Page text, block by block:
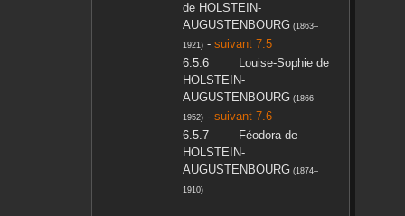
de HOLSTEIN-
AUGUSTENBOURG(1863–
1921)- suivant 7.5
Louise-Sophiede
HOLSTEIN-
AUGUSTENBOURG(1866–
1952)- suivant 7.6
Féodorade
HOLSTEIN-
AUGUSTENBOURG(1874–
1910)